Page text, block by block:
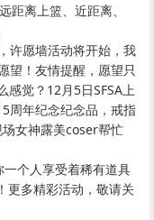
距离上篮、近距离、
许愿墙活动将开始，我
望！友情提醒，愿望只
感觉？12月5日SFSA上
周年纪念纪念品，戒指
女神露美coser帮忙
个人享受着稀有道具
更多精彩活动，敬请关